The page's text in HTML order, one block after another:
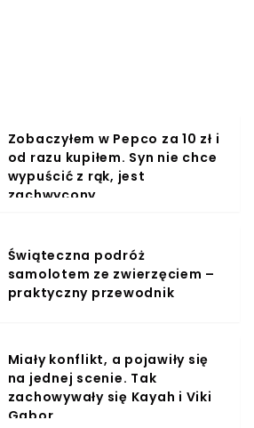
Zobaczyłem w Pepco za 10 zł i
od razu kupiłem. Syn nie chce
wypuścić z rąk, jest
zachwycony
Świąteczna podróż
samolotem ze zwierzęciem –
praktyczny przewodnik
Miały konflikt, a pojawiły się
na jednej scenie. Tak
zachowywały się Kayah i Viki
Gabor